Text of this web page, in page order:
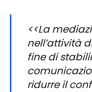
<<La
nell’attività
fine di
ridurre il